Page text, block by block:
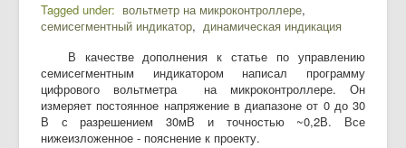
Tagged under
вольтметр на микроконтроллере
семисегментный индикатор
динамическая индикация
В качестве дополнения к статье по управлению
семисегментным индикатором написал программу
цифрового вольтметра на микроконтроллере. Он
измеряет постоянное напряжение в диапазоне от 0 до 30
В с разрешением 30мВ и точностью ~0,2В. Все
нижеизложенное - пояснение к проекту.